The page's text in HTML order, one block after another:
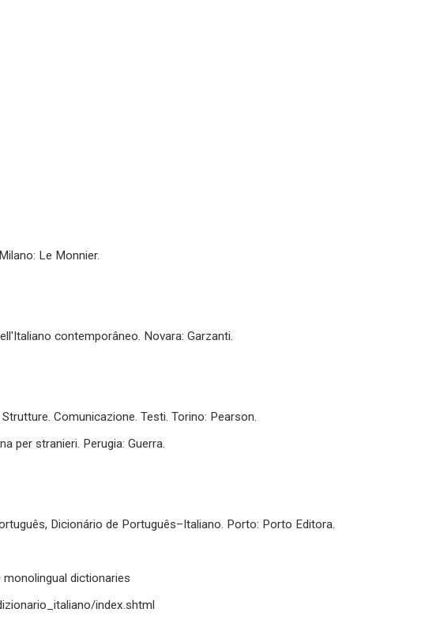
Le Monnier.
contemporâneo. Novara: Garzanti.
Comunicazione. Testi. Torino: Pearson.
per stranieri. Perugia: Guerra.
Dicionário de Português–Italiano. Porto: Porto Editora.
dictionaries
index.shtml